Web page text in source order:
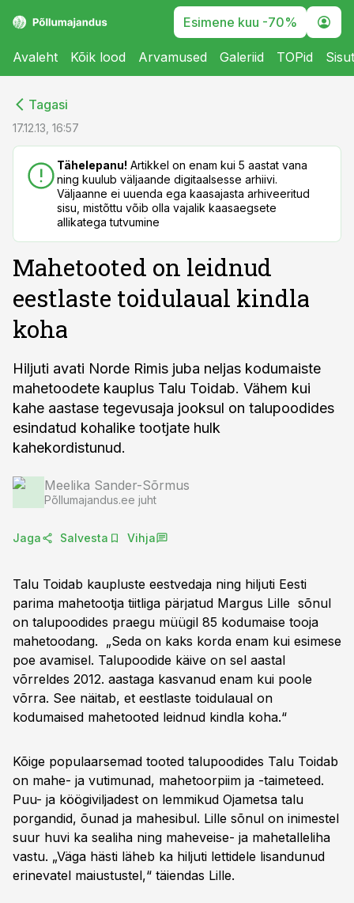
Esimene kuu -70%
Avaleht Kõik lood Arvamused Galeriid TOPid
Tagasi
17.12.13, 16:57
Tähelepanu! Artikkel on enam kui 5 aastat vana
ning kuulub väljaande digitaalsesse arhiivi.
Väljaanne ei uuenda ega kaasajasta arhiveeritud
sisu, mistõttu võib olla vajalik kaasaegsete
allikatega tutvumine
Mahetooted on leidnud
eestlaste toidulaual kindla
koha
Hiljuti avati Norde Rimis juba neljas kodumaiste
mahetoodete kauplus Talu Toidab. Vähem kui
kahe aastase tegevusaja jooksul on talupoodides
esindatud kohalike tootjate hulk
kahekordistunud.
Meelika Sander-Sõrmus
Põllumajandus.ee juht
Jaga Salvesta Vihja
Talu Toidab kaupluste eestvedaja ning hiljuti Eesti
parima mahetootja tiitliga pärjatud Margus Lille sõnul
on talupoodides praegu müügil 85 kodumaise tooja
mahetoodang. „Seda on kaks korda enam kui esimese
poe avamisel. Talupoodide käive on sel aastal
võrreldes 2012. aastaga kasvanud enam kui poole
võrra. See näitab, et eestlaste toidulaual on
kodumaised mahetooted leidnud kindla koha.“
Kõige populaarsemad tooted talupoodides Talu Toidab
on mahe- ja vutimunad, mahetoorpiim ja -taimeteed.
Puu- ja köögiviljadest on lemmikud Ojametsa talu
porgandid, õunad ja mahesibul. Lille sõnul on inimestel
suur huvi ka sealiha ning maheveise- ja mahetalleliha
vastu. „Väga hästi läheb ka hiljuti lettidele lisandunud
erinevatel maiustustel,“ täiendas Lille.